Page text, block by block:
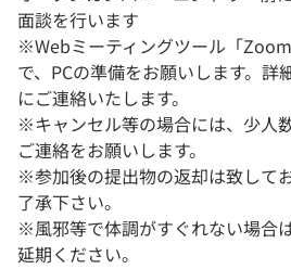
面談を行います
※Webミーティングツール「
で、PCの準備をお願いします。詳
にご連絡いたします。
※キャンセル等の場合には、少人
ご連絡をお願いします。
※参加後の提出物の返却は致して
了承下さい。
※風邪等で体調がすぐれない場合
延期ください。